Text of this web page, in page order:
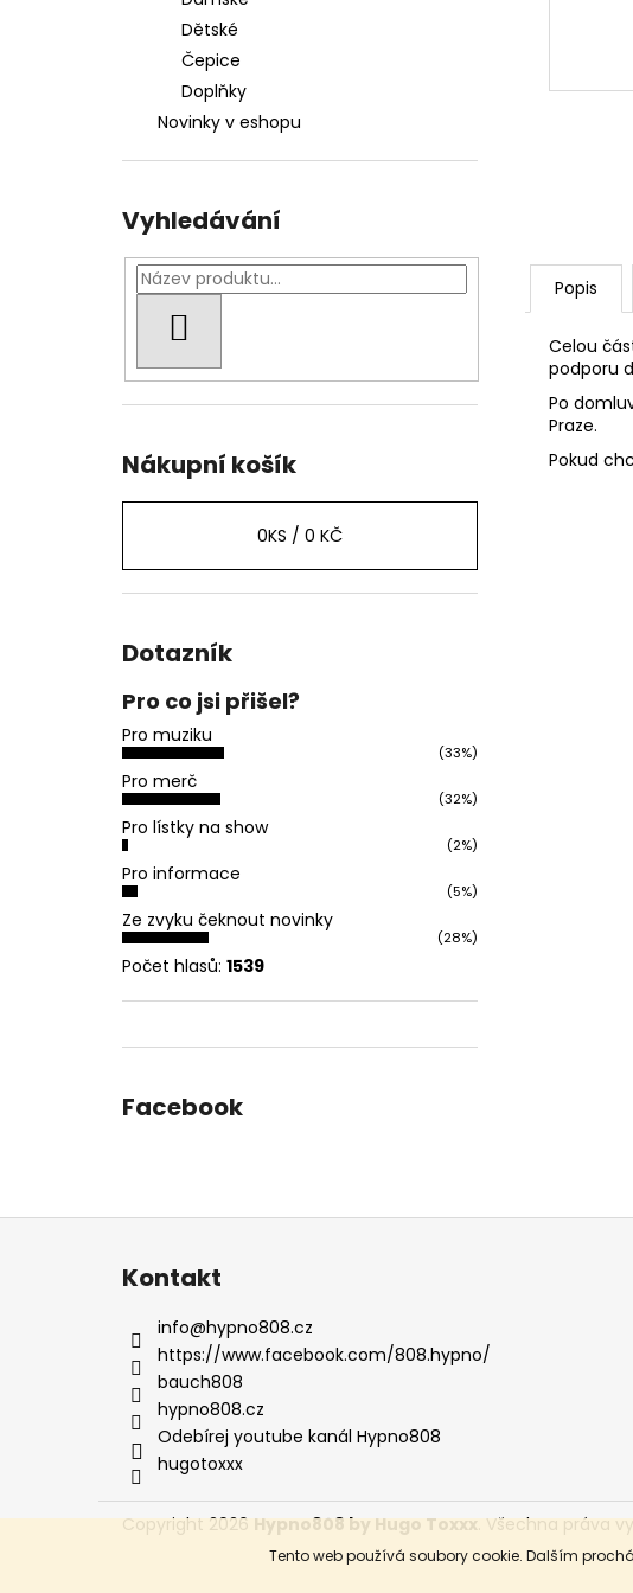
Tento web používá soubory cookie. Dalším
Dětské
Čepice
Doplňky
Novinky v eshopu
Vyhledávání
Nákupní košík
0KS / 0 KČ
Dotazník
Pro co jsi přišel?
Pro muziku
(33%)
Pro merč
(32%)
Pro lístky na show
(2%)
Pro informace
(5%)
Ze zvyku čeknout novinky
(28%)
Počet hlasů: 1539
Facebook
Popis
Celou
podporu
Po
Praze.
Pokud
1 000 Kč
Kontakt
info@hypno808.cz
https://www.facebook.com/808.hypno/
bauch808
hypno808.cz
Odebírej youtube kanál Hypno808
hugotoxxx
Copyright 2026Hypno808 by Hugo Toxxx. Všechna práva